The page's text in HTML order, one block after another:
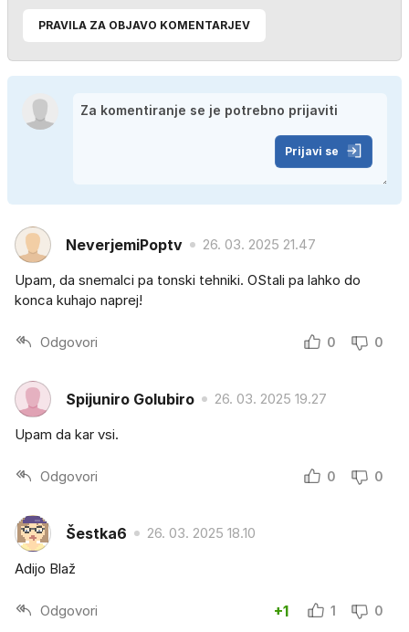
PRAVILA ZA OBJAVO KOMENTARJEV
Prijavi se
NeverjemiPoptv 26. 03. 2025 21.47
Upam, da snemalci pa tonski tehniki. OStali pa lahko do
konca kuhajo naprej!
Odgovori 0 0
Spijuniro Golubiro 26. 03. 2025 19.27
Upam da kar vsi.
Odgovori 0 0
Šestka6 26. 03. 2025 18.10
Adijo Blaž
Odgovori +1 1 0